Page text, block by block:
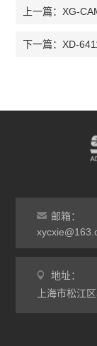
上一篇：XG-
下一篇：XD-
邮箱：
地址：
上海市松江